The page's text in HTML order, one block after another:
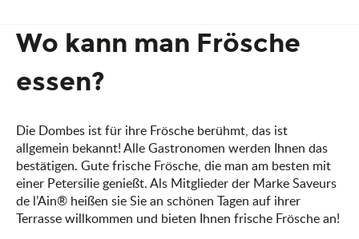
Wo kann man Frösche
essen?
Die Dombes ist für ihre Frösche berühmt, das ist
allgemein bekannt! Alle Gastronomen werden Ihnen das
bestätigen. Gute frische Frösche, die man am besten mit
einer Petersilie genießt. Als Mitglieder der Marke Saveurs
de l’Ain® heißen sie Sie an schönen Tagen auf ihrer
Terrasse willkommen und bieten Ihnen frische Frösche an!